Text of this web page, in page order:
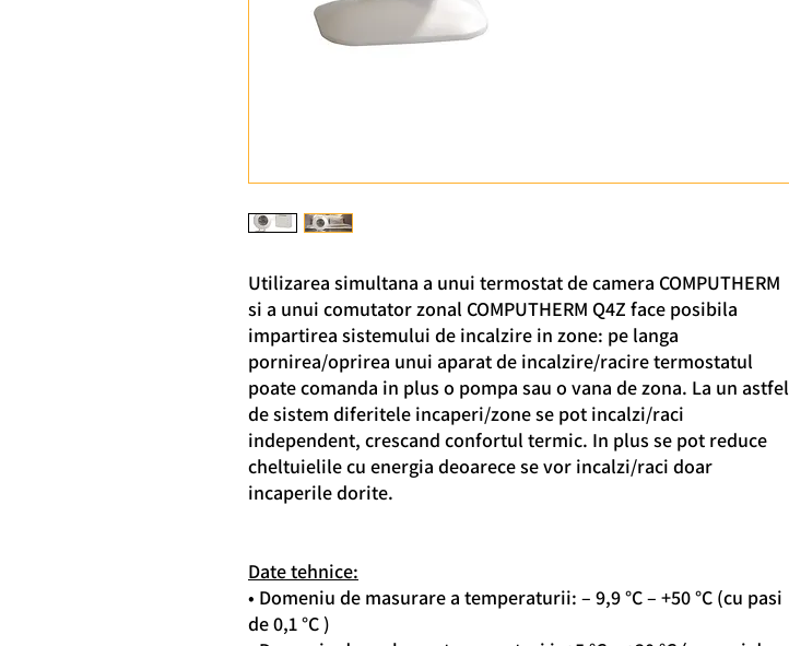
Utilizarea simultana a unui termostat de camera COMPUTHERM
si a unui comutator zonal COMPUTHERM Q4Z face posibila
impartirea sistemului de incalzire in zone: pe langa
pornirea/oprirea unui aparat de incalzire/racire termostatul
poate comanda in plus o pompa sau o vana de zona. La un astfel
de sistem diferitele incaperi/zone se pot incalzi/raci
independent, crescand confortul termic. In plus se pot reduce
cheltuielile cu energia deoarece se vor incalzi/raci doar
incaperile dorite.
Date tehnice:
• Domeniu de masurare a temperaturii: – 9,9 °C – +50 °C (cu pasi
de 0,1 °C )